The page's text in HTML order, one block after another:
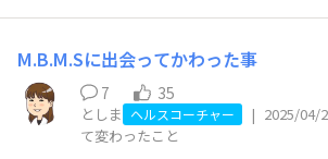
M.B.M.Sに出会ってかわった事
7 35
としま ヘルスコーチャー | 2025/04/
て変わったこと